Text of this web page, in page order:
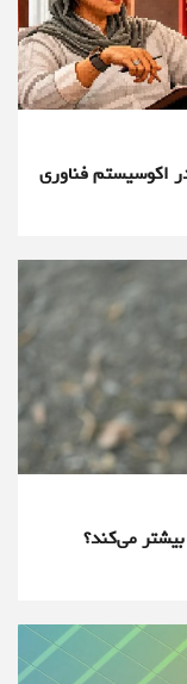
اکوسیستم فناوری
می‌کند؟